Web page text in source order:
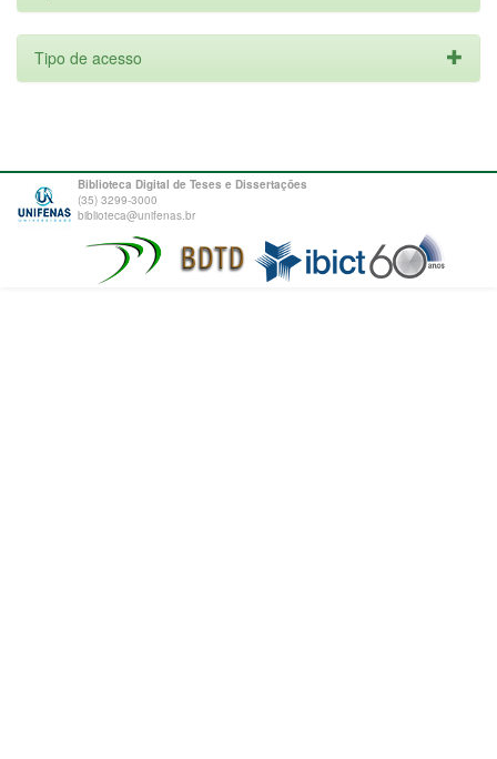
Tipo de acesso
Biblioteca Digital de Teses e Dissertações
(35) 3299-3000
biblioteca@unifenas.br